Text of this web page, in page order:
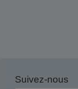
Suivez-nous